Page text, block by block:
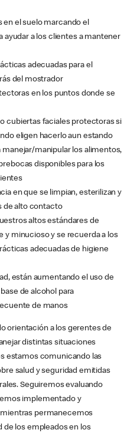
en el suelo marcando el
ayudar a los clientes a mantener
adecuadas para el
del mostrador
en los puntos donde se
cubiertas faciales protectoras si
eligen hacerlo aun estando
manejar/manipular los alimentos,
disponibles para los
en que se limpian, esterilizan y
de alto contacto
altos estándares de
y minucioso y se recuerda a los
adecuadas de higiene
están aumentando el uso de
de alcohol para
de manos
orientación a los gerentes de
distintas situaciones
estamos comunicando las
salud y seguridad emitidas
Seguiremos evaluando
implementado y
permanecemos
de los empleados en los